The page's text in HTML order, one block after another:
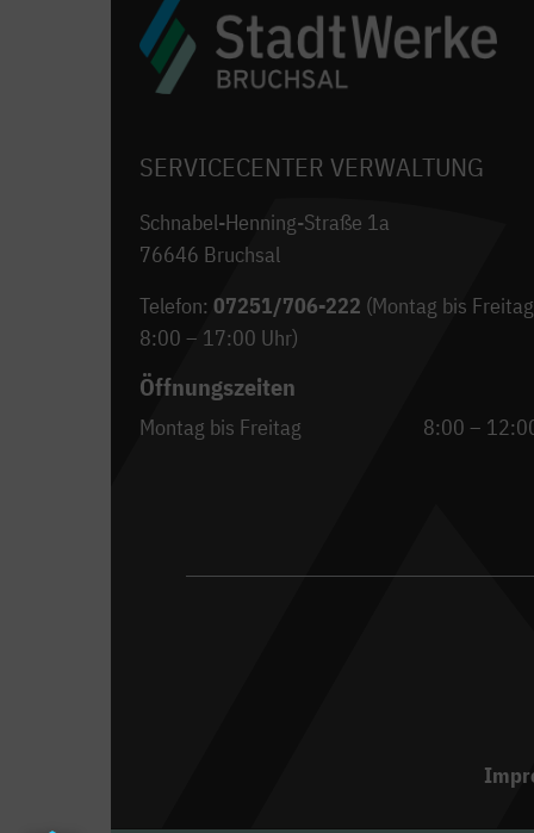
SERVICECENTER VERWALTUNG
Schnabel-Henning-Straße 1a
76646 Bruchsal
Telefon:07251/706-222 (Montag bis
8:00 – 17:00 Uhr)
Öffnungszeiten
Montag bis Freitag 8:00 –